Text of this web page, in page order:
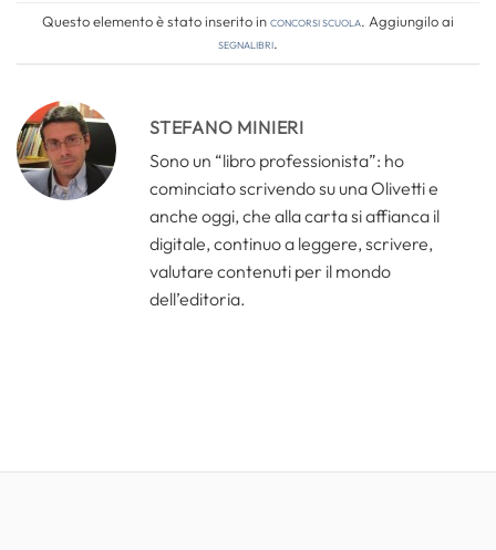
Questo elemento è stato inserito inConcorsi Scuola. Aggiungilo ai
segnalibri.
STEFANO MINIERI
Sono un “libro professionista”: ho
cominciato scrivendo su una Olivetti e
anche oggi, che alla carta si affianca il
digitale, continuo a leggere, scrivere,
valutare contenuti per il mondo
dell’editoria.